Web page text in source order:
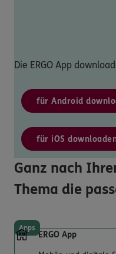
Die ERGO App
für Android
für iOS
Ganz nach
Thema die
Apps
ERGO App